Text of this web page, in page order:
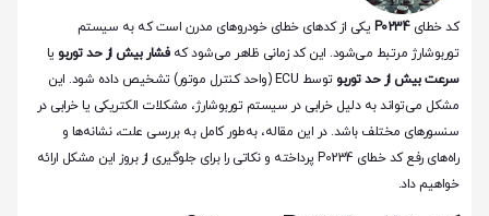
کد خطایP0234 یکی از کدهای خطای خودروهای مدرن است که به سیستم
توربوشارژ مرتبط می‌شود. این کد زمانی ظاهر می‌شود کهفشار بیش از حد توربو یا
سرعت بیش از حد توربو
توسط ECU (واحد کنترل موتور) تشخیص داده شود. این
مشکل می‌تواند به دلیل خرابی در سیستم توربوشارژ، مشکلات الکتریکی یا خرابی در
سنسورهای مختلف باشد. در این مقاله، به‌طور کامل به بررسی علت، نشانه‌ها و
راه‌های رفع کد خطای P0234 پرداخته و نکاتی را برای جلوگیری از بروز این مشکل ارائه
خواهیم داد.